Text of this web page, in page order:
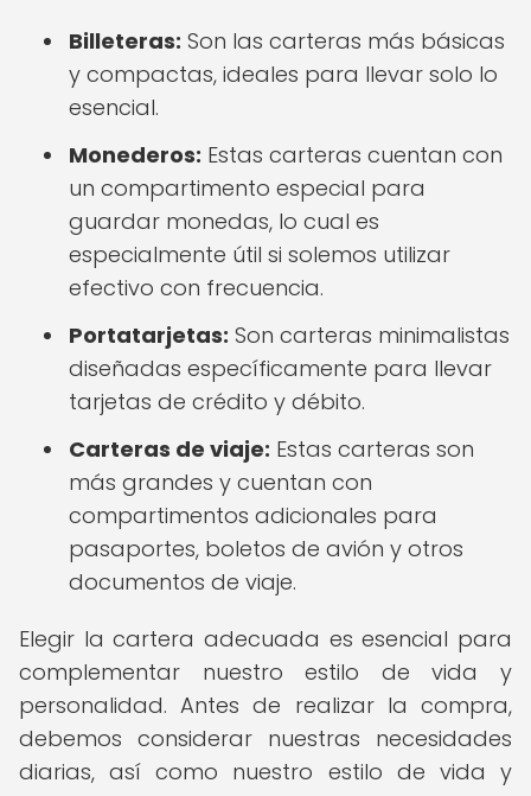
Billeteras: Son las carteras más básicas
y compactas, ideales para llevar solo lo
esencial.
Monederos: Estas carteras cuentan con
un compartimento especial para
guardar monedas, lo cual es
especialmente útil si solemos utilizar
efectivo con frecuencia.
Portatarjetas: Son carteras minimalistas
diseñadas específicamente para llevar
tarjetas de crédito y débito.
Carteras de viaje: Estas carteras son
más grandes y cuentan con
compartimentos adicionales para
pasaportes, boletos de avión y otros
documentos de viaje.
Elegir la cartera adecuada es esencial para
complementar nuestro estilo de vida y
personalidad. Antes de realizar la compra,
debemos considerar nuestras necesidades
diarias, así como nuestro estilo de vida y